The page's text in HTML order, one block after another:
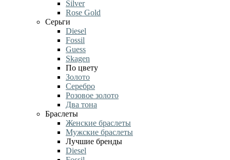
Silver
Rose Gold
Серьги
Diesel
Fossil
Guess
Skagen
По цвету
Золото
Серебро
Розовое золото
Два тона
Браслеты
Женские браслеты
Мужские браслеты
Лучшие бренды
Diesel